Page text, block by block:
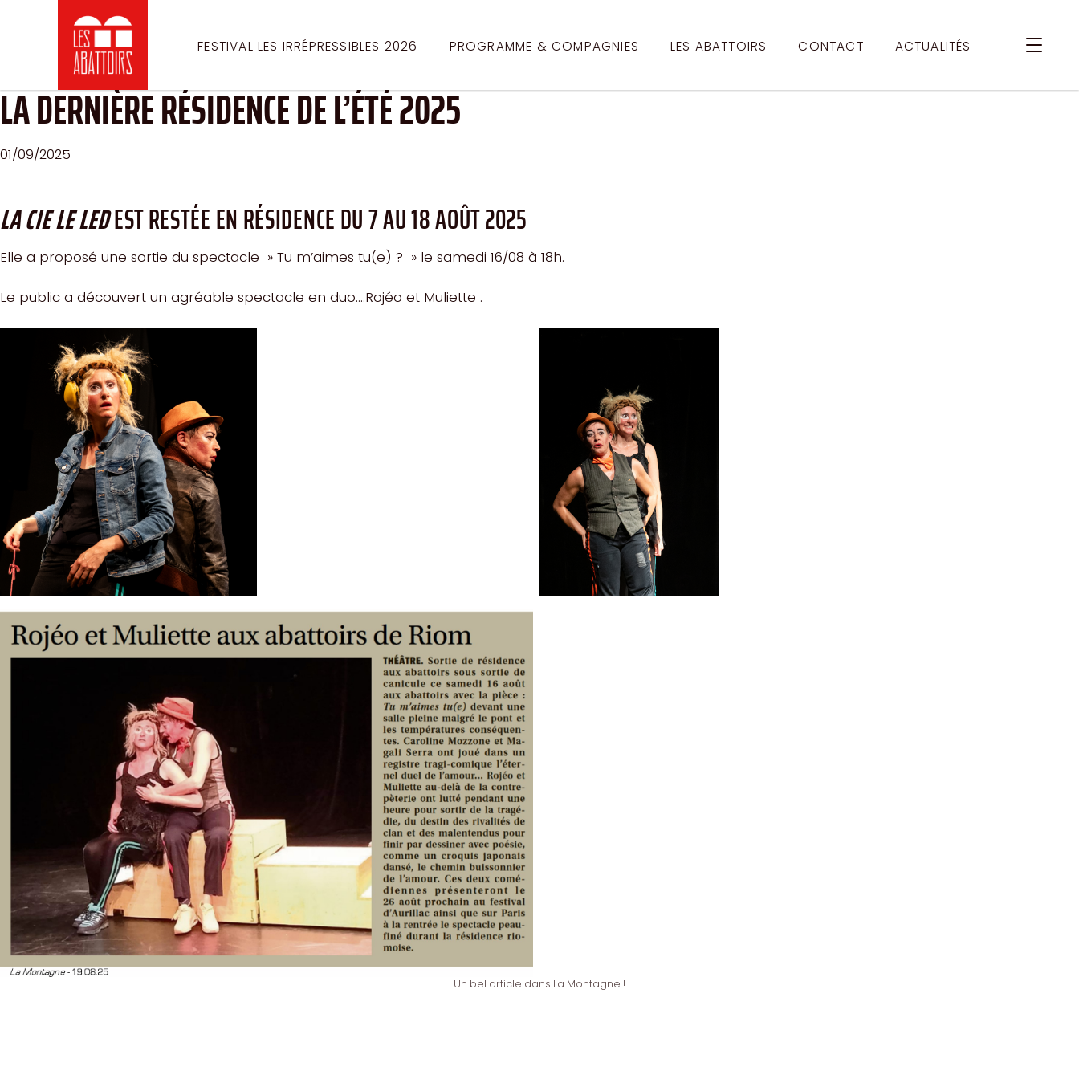
directement
FESTIVAL LES IRRÉPRESSIBLES 2026 PROGRAMME & COMPAGNIES LES ABATTOIRS CONTACT ACTUALITÉS
LA DERNIÈRE RÉSIDENCE DE L’ÉTÉ 2025
01/09/2025
LA CIE LE LEDEST RESTÉE EN RÉSIDENCE DU 7 AU 18 AOÛT 2025
Elle a proposé une sortie du spectacle » Tu m’aimes tu(e) ? » le samedi 16/08 à 18h.
Le public a découvert un agréable spectacle en duo….Rojéo et Muliette .
Un bel article dans La Montagne !